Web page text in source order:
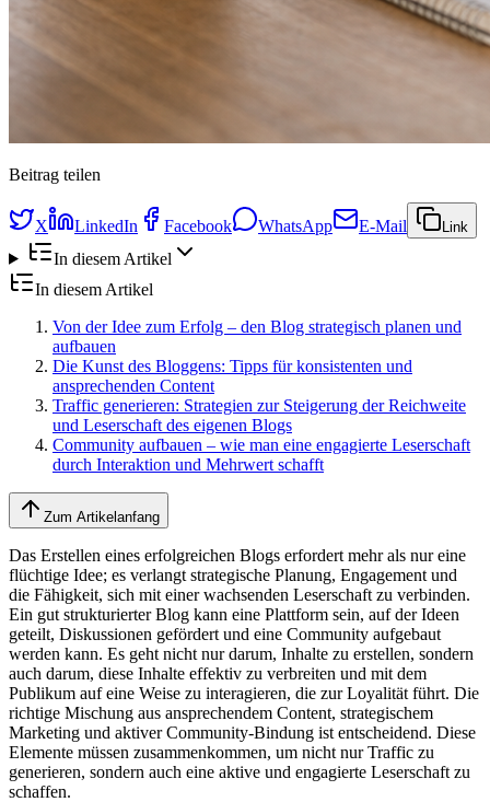
Beitrag teilen
X LinkedIn Facebook WhatsApp E-Mail Link
In diesem Artikel
In diesem Artikel
Von der Idee zum Erfolg – den Blog strategisch planen und
aufbauen
Die Kunst des Bloggens: Tipps für konsistenten und
ansprechenden Content
Traffic generieren: Strategien zur Steigerung der Reichweite
und Leserschaft des eigenen Blogs
Community aufbauen – wie man eine engagierte Leserschaft
durch Interaktion und Mehrwert schafft
Zum Artikelanfang
Das Erstellen eines erfolgreichen Blogs erfordert mehr als nur eine
flüchtige Idee; es verlangt strategische Planung, Engagement und
die Fähigkeit, sich mit einer wachsenden Leserschaft zu verbinden.
Ein gut strukturierter Blog kann eine Plattform sein, auf der Ideen
geteilt, Diskussionen gefördert und eine Community aufgebaut
werden kann. Es geht nicht nur darum, Inhalte zu erstellen, sondern
auch darum, diese Inhalte effektiv zu verbreiten und mit dem
Publikum auf eine Weise zu interagieren, die zur Loyalität führt. Die
richtige Mischung aus ansprechendem Content, strategischem
Marketing und aktiver Community-Bindung ist entscheidend. Diese
Elemente müssen zusammenkommen, um nicht nur Traffic zu
generieren, sondern auch eine aktive und engagierte Leserschaft zu
schaffen.